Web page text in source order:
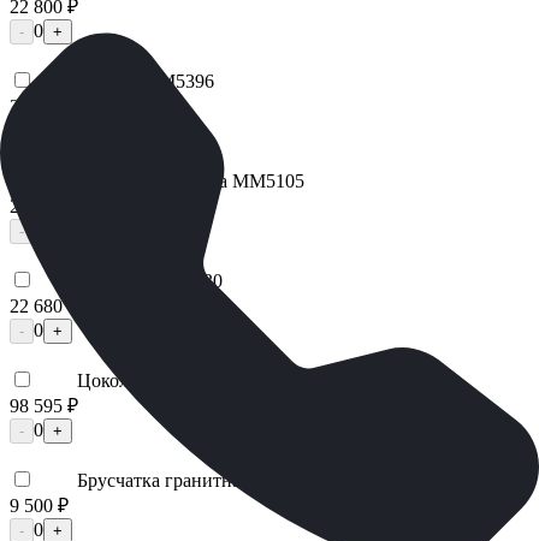
22 800 ₽
- 0 +
Цоколь ММ5396
25 200 ₽
Надгробная плита ММ5105
29 925 ₽
-
Лавочка ММ5430
22 680 ₽
- 0 +
Цоколь ММ5206
98 595 ₽
- 0 +
Брусчатка гранитная ММ5658
9 500 ₽
- 0 +